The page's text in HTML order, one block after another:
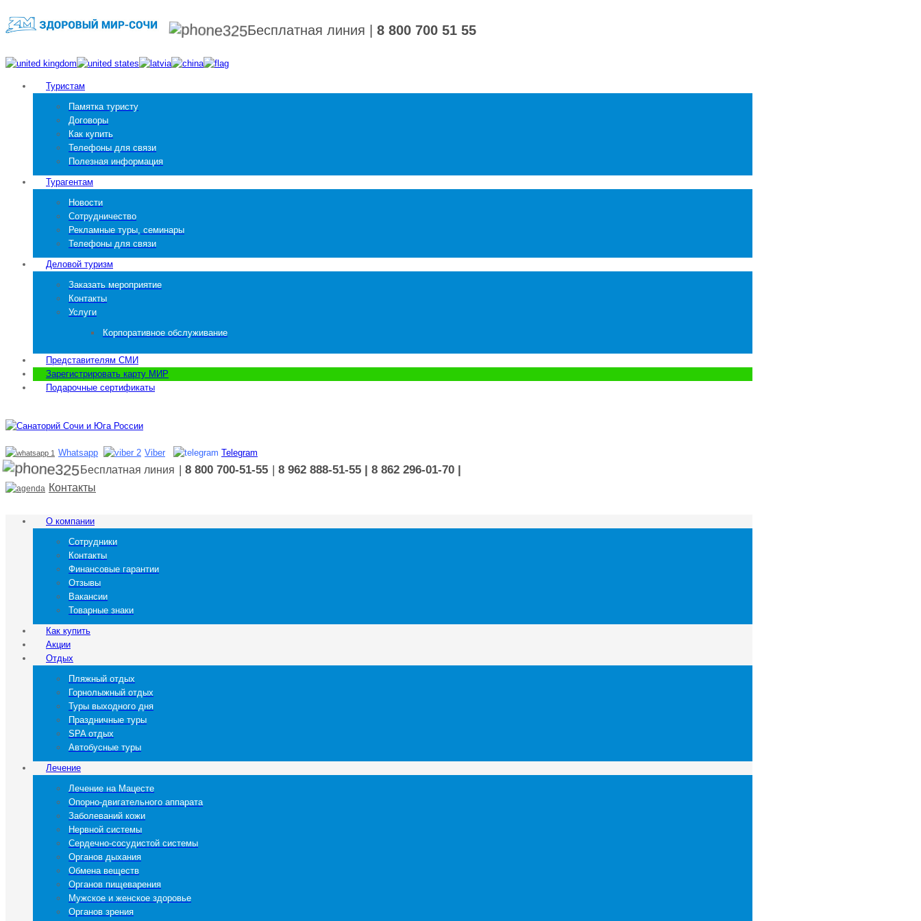
Бесплатная линия 8 800 700 51 55
Туристам
Памятка туристу
Договоры
Как купить
Телефоны для связи
Полезная информация
Турагентам
Новости
Сотрудничество
Рекламные туры, семинары
Телефоны для связи
Деловой туризм
Заказать мероприятие
Контакты
Услуги
Корпоративное обслуживание
Представителям СМИ
Зарегистрировать карту МИР
Подарочные сертификаты
Whatsapp Viber Telegram
Бесплатная линия | 8 800 700-51-55 | 8 962 888-51-55 | 8 862 296-01-70 |
Контакты
О компании
Сотрудники
Контакты
Финансовые гарантии
Отзывы
Вакансии
Товарные знаки
Как купить
Акции
Отдых
Пляжный отдых
Горнолыжный отдых
Туры выходного дня
Праздничные туры
SPA отдых
Автобусные туры
Лечение
Лечение на Мацесте
Опорно-двигательного аппарата
Заболеваний кожи
Нервной системы
Сердечно-сосудистой системы
Органов дыхания
Обмена веществ
Органов пищеварения
Мужское и женское здоровье
Органов зрения